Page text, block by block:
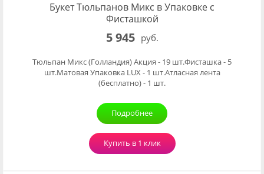
Букет Тюльпанов Микс в Упаковке с
Фисташкой
5 945 руб.
Тюльпан Микс (Голландия) Акция - 19 шт.Фисташка - 5
шт.Матовая Упаковка LUX - 1 шт.Атласная лента
(бесплатно) - 1 шт.
Подробнее
Купить в 1 клик